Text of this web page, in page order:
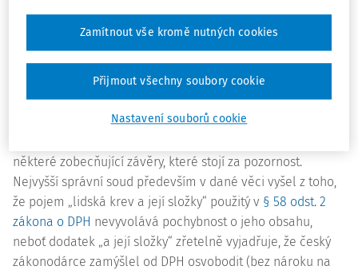
poskytnutí služeb uskutečněného osobou povinnou k
dani za úplatu.
Ve shora označeném rozsudku se Nejvyšší správní soud
zabýval poměrně specifickou otázkou týkající se
osvobození krevní plazmy od DPH, nicméně součástí jeho
některé zobecňující závěry, které stojí za pozornost.
Nejvyšší správní soud především v dané věci vyšel z toho,
že pojem „lidská krev a její složky“ použitý v § 58 odst. 2
zákona o DPH nevyvolává pochybnost o jeho obsahu,
neboť dodatek „a její složky“ zřetelně vyjadřuje, že český
zákonodárce zamýšlel od DPH osvobodit (bez nároku na
Nastavení souborů cookie
Zamítnout vše kromě nutných cookies
Přijmout všechny soubory cookie